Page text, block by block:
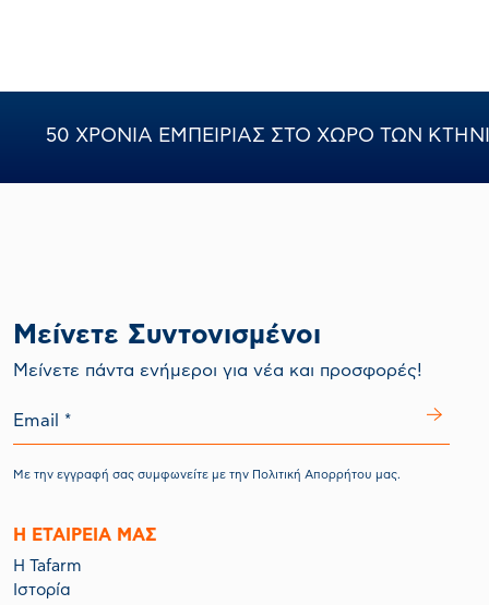
50 ΧΡΟΝΙΑ ΕΜΠΕΙΡΙΑΣ ΣΤΟ ΧΩΡΟ ΤΩΝ
Μείνετε Συντονισμένοι
Mείνετε πάντα ενήμεροι για νέα και προσφορές!
Με την εγγραφή σας συμφωνείτε με την Πολιτική Απορρήτου μας.
Η ΕΤΑΙΡΕΙΑ ΜΑΣ
Η Tafarm
Ιστορία